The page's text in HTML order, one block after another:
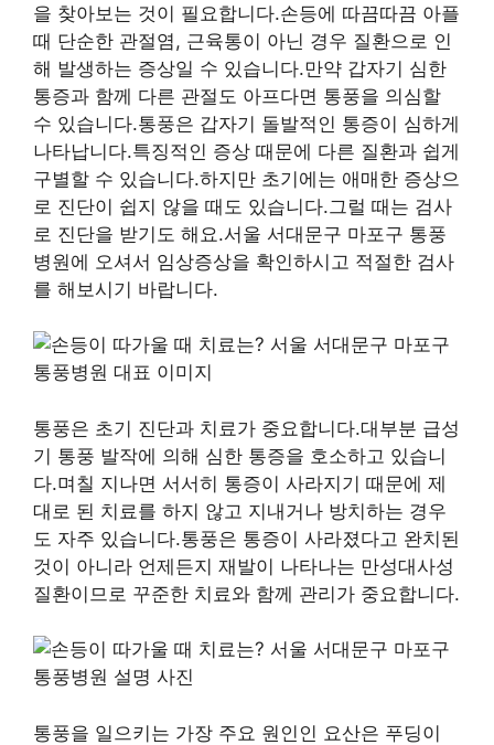
을 찾아보는 것이 필요합니다.손등에 따끔따끔 아플
때 단순한 관절염, 근육통이 아닌 경우 질환으로 인
해 발생하는 증상일 수 있습니다.만약 갑자기 심한
통증과 함께 다른 관절도 아프다면 통풍을 의심할
수 있습니다.통풍은 갑자기 돌발적인 통증이 심하게
나타납니다.특징적인 증상 때문에 다른 질환과 쉽게
구별할 수 있습니다.하지만 초기에는 애매한 증상으
로 진단이 쉽지 않을 때도 있습니다.그럴 때는 검사
로 진단을 받기도 해요.서울 서대문구 마포구 통풍
병원에 오셔서 임상증상을 확인하시고 적절한 검사
를 해보시기 바랍니다.
통풍은 초기 진단과 치료가 중요합니다.대부분 급성
기 통풍 발작에 의해 심한 통증을 호소하고 있습니
다.며칠 지나면 서서히 통증이 사라지기 때문에 제
대로 된 치료를 하지 않고 지내거나 방치하는 경우
도 자주 있습니다.통풍은 통증이 사라졌다고 완치된
것이 아니라 언제든지 재발이 나타나는 만성대사성
질환이므로 꾸준한 치료와 함께 관리가 중요합니다.
통풍을 일으키는 가장 주요 원인인 요산은 푸딩이